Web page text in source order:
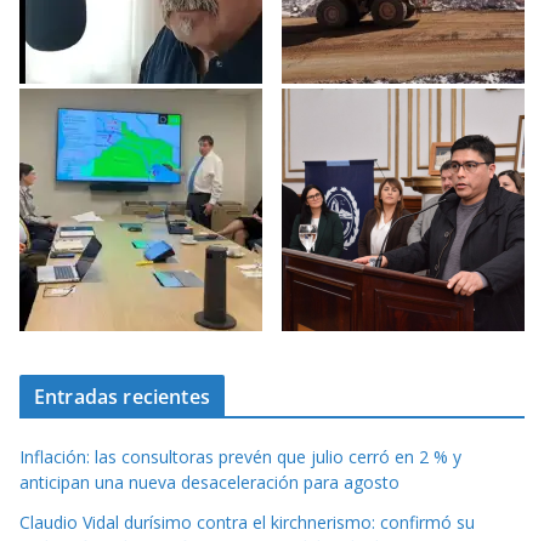
Entradas recientes
Inflación: las consultoras prevén que julio cerró en 2 % y
anticipan una nueva desaceleración para agosto
Claudio Vidal durísimo contra el kirchnerismo: confirmó su